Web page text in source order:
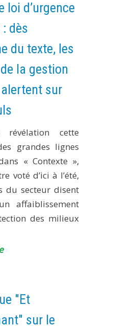
loi d’urgence
dès
du texte, les
la gestion
alertent sur
cette
grandes lignes
« Contexte »,
voté d’ici à l’été,
du secteur disent
affaiblissement
des milieux
"Et
sur le